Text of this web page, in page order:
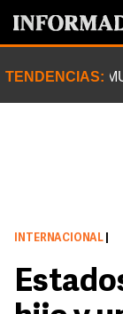
TENDENCIAS:
INTERNACIONAL